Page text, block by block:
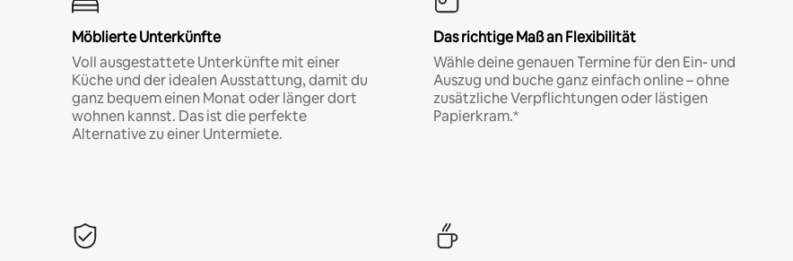
Möblierte Unterkünfte
Voll ausgestattete Unterkünfte mit einer
Küche und der idealen Ausstattung, damit du
ganz bequem einen Monat oder länger dort
wohnen kannst. Das ist die perfekte
Alternative zu einer Untermiete.
Das richtige Maß an Flexibilität
Wähle deine genauen Termine für den Ein- und
Auszug und buche ganz einfach online – ohne
zusätzliche Verpflichtungen oder lästigen
Papierkram.*